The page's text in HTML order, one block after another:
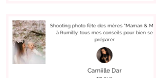
Shooting photo fête des mères "Maman & Moi"
à Rumilly: tous mes conseils pour bien se
préparer
Camiille Dar